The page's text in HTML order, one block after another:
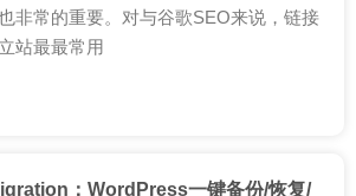
非常的重要。对与谷歌SEO来说，链接
站最最常用
：WordPress一键备份/恢复/